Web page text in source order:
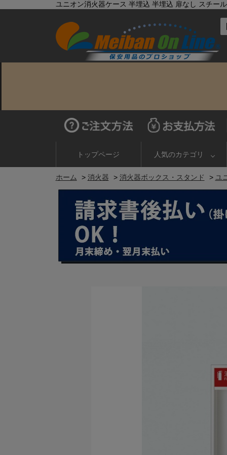
ユニオン消火器ケース 半埋込 半埋込 扉なし スチー
トップページ 人気のカテゴリ
ホーム > 消火器 > 消火器ボックス・スタンド > ユ